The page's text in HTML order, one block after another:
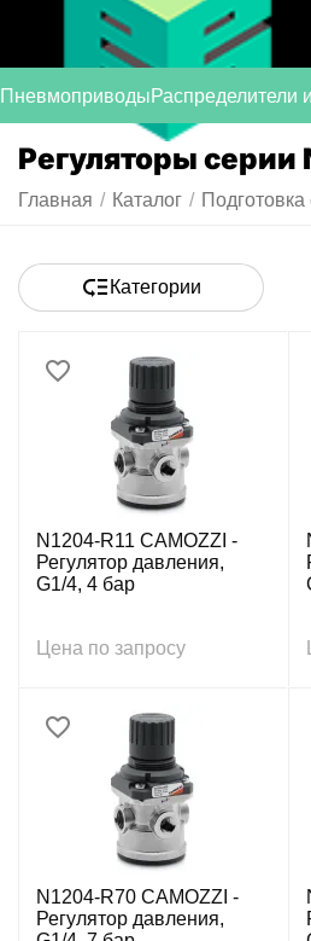
ПневмоприводыРаспределители
Регуляторы серии
Главная / Каталог / Подготовка
Категории
N1204-R11 CAMOZZI -
Регулятор давления,
G1/4, 4 бар
Цена по запросу
N1204-R70 CAMOZZI -
Регулятор давления,